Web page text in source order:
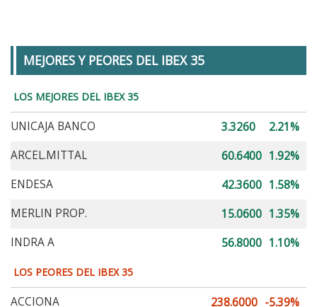
MEJORES Y PEORES DEL IBEX 35
LOS MEJORES DEL IBEX 35
UNICAJA BANCO 3.3260
2.21%
ARCEL.MITTAL
60.6400 1.92%
ENDESA
42.3600 1.58%
MERLIN PROP.
15.0600 1.35%
INDRA A
56.8000 1.10%
LOS PEORES DEL IBEX 35
ACCIONA 238.6000 -5.39%